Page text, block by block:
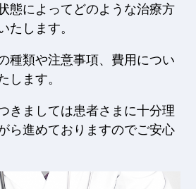
態によってどのような治療方
たします。
種類や注意事項、費用につい
します。
きましては患者さまに十分理
ら進めておりますのでご安心